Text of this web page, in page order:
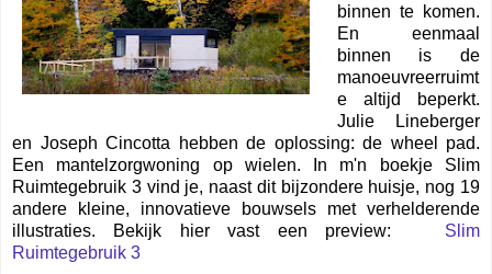
binnen te komen.
En eenmaal
binnen is de
manoeuvreerruimt
e altijd beperkt.
Julie Lineberger
en Joseph Cincotta hebben de oplossing: de wheel pad.
Een mantelzorgwoning op wielen. In m'n boekje Slim
Ruimtegebruik 3 vind je, naast dit bijzondere huisje, nog 19
andere kleine, innovatieve bouwsels met verhelderende
illustraties. Bekijk hier vast een preview: Slim
Ruimtegebruik 3